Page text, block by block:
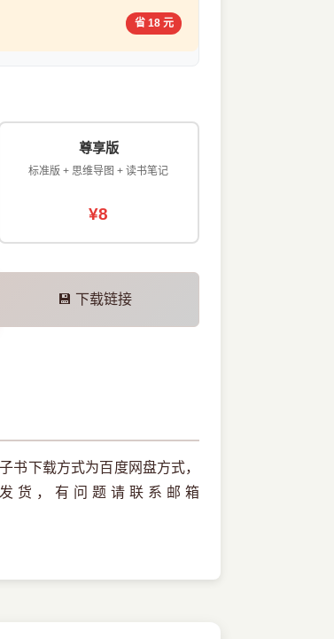
省 18 元
尊享版
标准版 + 思维导图 + 读书笔记
¥8
💾 下载链接
书下载方式为百度网盘方式，
货，有问题请联系邮箱